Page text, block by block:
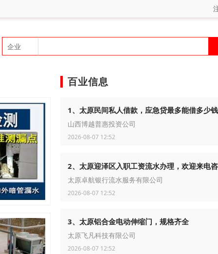
百业信息
1、太原民间私人借款，应急贷最多能借多少钱
山西博越普惠投资公司
2026-08-07 12:52
2、太原迎泽区入职工资流水办理，欢迎来电
太原卓航银行流水服务有限公司
2026-08-07 12:52
3、太原铝合金电动伸缩门，规格齐全
太原飞凡科技有限公司
2026-08-07 12:52